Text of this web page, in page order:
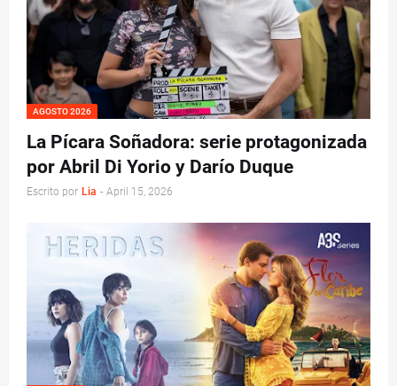
AGOSTO 2026
La Pícara Soñadora: serie protagonizada
por Abril Di Yorio y Darío Duque
Escrito por Lia - April 15, 2026